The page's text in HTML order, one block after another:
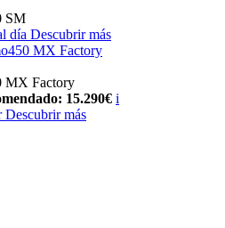
SM
día Descubrir más
MX Factory
MX Factory
15.290€ i
Descubrir más